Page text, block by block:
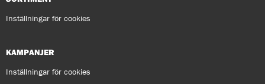
Inställningar för cookies
KAMPANJER
Inställningar för cookies